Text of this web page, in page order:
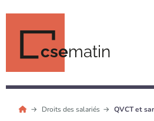
csematin
Droits des salariés QVCT et